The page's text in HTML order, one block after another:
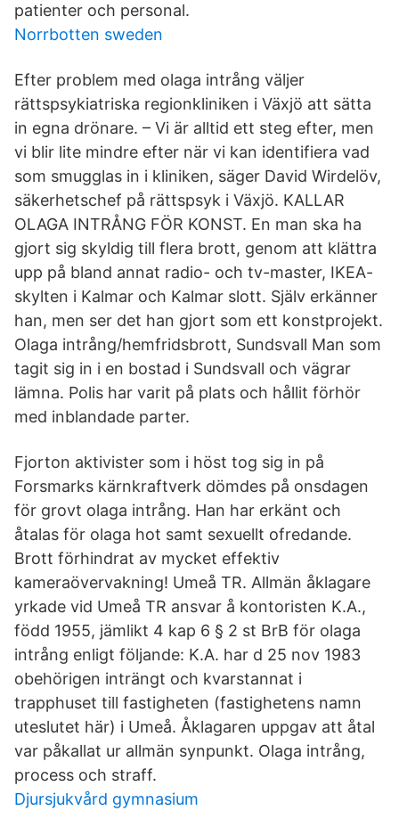
patienter och personal.
Norrbotten sweden
Efter problem med olaga intrång väljer
rättspsykiatriska regionkliniken i Växjö att sätta
in egna drönare. – Vi är alltid ett steg efter, men
vi blir lite mindre efter när vi kan identifiera vad
som smugglas in i kliniken, säger David Wirdelöv,
säkerhetschef på rättspsyk i Växjö. KALLAR
OLAGA INTRÅNG FÖR KONST. En man ska ha
gjort sig skyldig till flera brott, genom att klättra
upp på bland annat radio- och tv-master, IKEA-
skylten i Kalmar och Kalmar slott. Själv erkänner
han, men ser det han gjort som ett konstprojekt.
Olaga intrång/hemfridsbrott, Sundsvall Man som
tagit sig in i en bostad i Sundsvall och vägrar
lämna. Polis har varit på plats och hållit förhör
med inblandade parter.
Fjorton aktivister som i höst tog sig in på
Forsmarks kärnkraftverk dömdes på onsdagen
för grovt olaga intrång. Han har erkänt och
åtalas för olaga hot samt sexuellt ofredande.
Brott förhindrat av mycket effektiv
kameraövervakning! Umeå TR. Allmän åklagare
yrkade vid Umeå TR ansvar å kontoristen K.A.,
född 1955, jämlikt 4 kap 6 § 2 st BrB för olaga
intrång enligt följande: K.A. har d 25 nov 1983
obehörigen inträngt och kvarstannat i
trapphuset till fastigheten (fastighetens namn
uteslutet här) i Umeå. Åklagaren uppgav att åtal
var påkallat ur allmän synpunkt. Olaga intrång,
process och straff.
Djursjukvård gymnasium